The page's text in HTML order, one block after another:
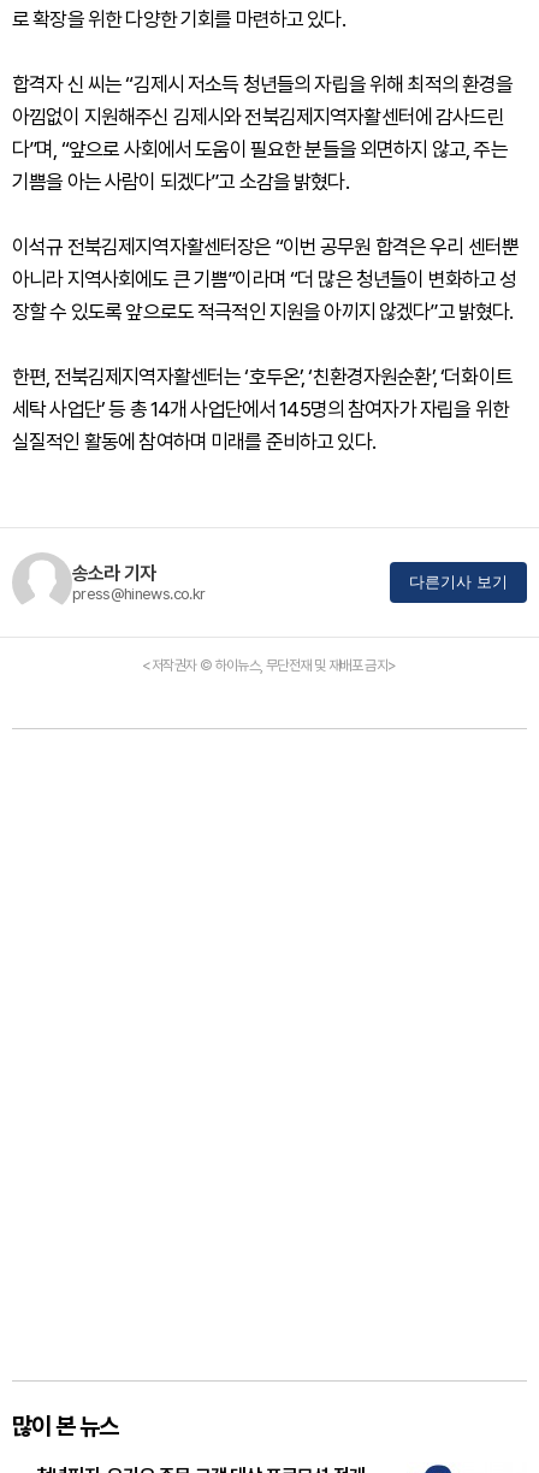
로 확장을 위한 다양한 기회를 마련하고 있다.
합격자 신 씨는 “김제시 저소득 청년들의 자립을 위해 최적의 환경을
아낌없이 지원해주신 김제시와 전북김제지역자활센터에 감사드린
다”며, “앞으로 사회에서 도움이 필요한 분들을 외면하지 않고, 주는
기쁨을 아는 사람이 되겠다”고 소감을 밝혔다.
이석규 전북김제지역자활센터장은 “이번 공무원 합격은 우리 센터뿐
아니라 지역사회에도 큰 기쁨”이라며 “더 많은 청년들이 변화하고 성
장할 수 있도록 앞으로도 적극적인 지원을 아끼지 않겠다”고 밝혔다.
한편, 전북김제지역자활센터는 ‘호두온’, ‘친환경자원순환’, ‘더화이트
세탁 사업단’ 등 총 14개 사업단에서 145명의 참여자가 자립을 위한
실질적인 활동에 참여하며 미래를 준비하고 있다.
송소라 기자
press@hinews.co.kr
다른기사 보기
<저작권자 © 하이뉴스, 무단전재 및 재배포 금지>
많이 본 뉴스